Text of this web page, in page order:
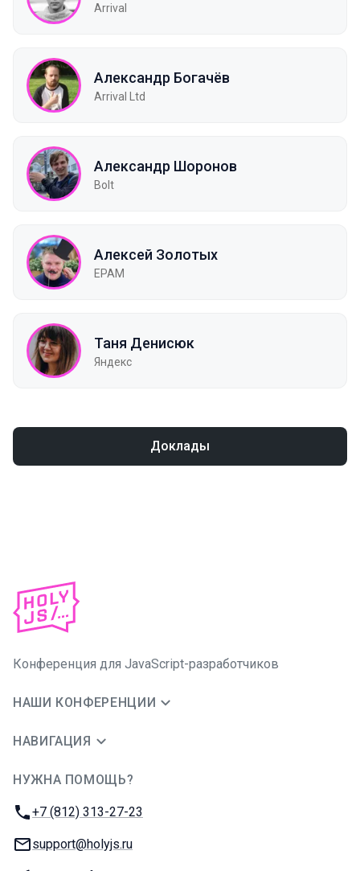
Arrival
Александр Богачёв
Arrival Ltd
Александр Шоронов
Bolt
Алексей Золотых
EPAM
Таня Денисюк
Яндекс
Доклады
Конференция для JavaScript-разработчиков
НАШИ КОНФЕРЕНЦИИ
НАВИГАЦИЯ
НУЖНА ПОМОЩЬ?
Телефон:
+7 (812) 313-27-23
E-mail:
support@holyjs.ru